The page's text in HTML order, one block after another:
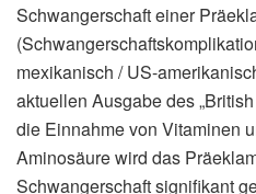
Schwangerschaft einer
mexikanisch / US-
aktuellen Ausgabe des
die Einnahme von Vitaminen
Aminosäure wird das
Schwangerschaft signifikant